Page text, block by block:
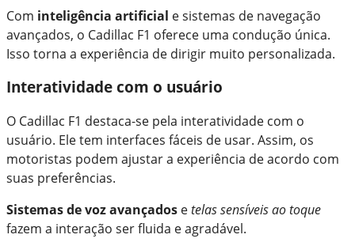
Com inteligência artificial e sistemas de navegação
avançados, o Cadillac F1 oferece uma condução única.
Isso torna a experiência de dirigir muito personalizada.
Interatividade com o usuário
O Cadillac F1 destaca-se pela interatividade com o
usuário. Ele tem interfaces fáceis de usar. Assim, os
motoristas podem ajustar a experiência de acordo com
suas preferências.
Sistemas de voz avançados etelas sensíveis ao toque
fazem a interação ser fluida e agradável.